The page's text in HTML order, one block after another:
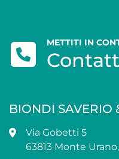
METTITI IN
BIONDI SAVERIO
Via Gobetti 5
63813 Monte